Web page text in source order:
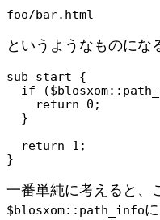
foo/bar.html
というようなものにな
sub start {
}
一番単純に考えると、
$blosxom::path_info